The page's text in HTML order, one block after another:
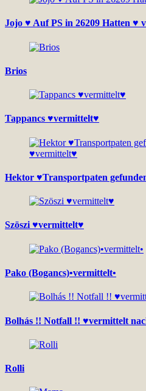
Jojo ♥ Auf PS in 26209 Hatten ♥
Brios
Tappancs ♥vermittelt♥
Hektor ♥Transportpaten
Szöszi ♥vermittelt♥
Pako (Bogancs)•vermittelt•
Bolhás !! Notfall !! ♥vermittelt
Rolli